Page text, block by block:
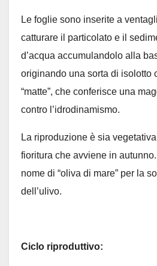
Le foglie sono inserite a
catturare il particolato e il
d’acqua accumulandolo alla
originando una sorta di isolotto
“matte”, che conferisce una
contro l’idrodinamismo.
La riproduzione è sia
fioritura che avviene in autunno.
nome di “oliva di mare” per la
dell’ulivo.
Ciclo riproduttivo: